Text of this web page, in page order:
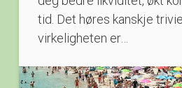
tid. Det høres kanskje
virkeligheten er…